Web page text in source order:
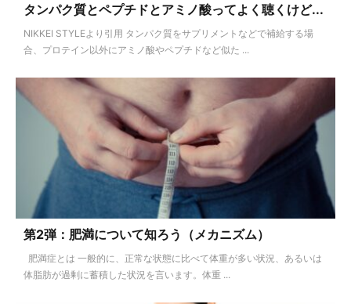
タンパク質とペプチドとアミノ酸ってよく聴くけど...
NIKKEI STYLEより引用 タンパク質をサプリメントなどで補給する場
合、プロテイン以外にアミノ酸やペプチドなど似た ...
第2弾：肥満について知ろう（メカニズム）
肥満症とは 一般的に、正常な状態に比べて体重が多い状況、あるいは
体脂肪が過剰に蓄積した状況を言います。体重 ...